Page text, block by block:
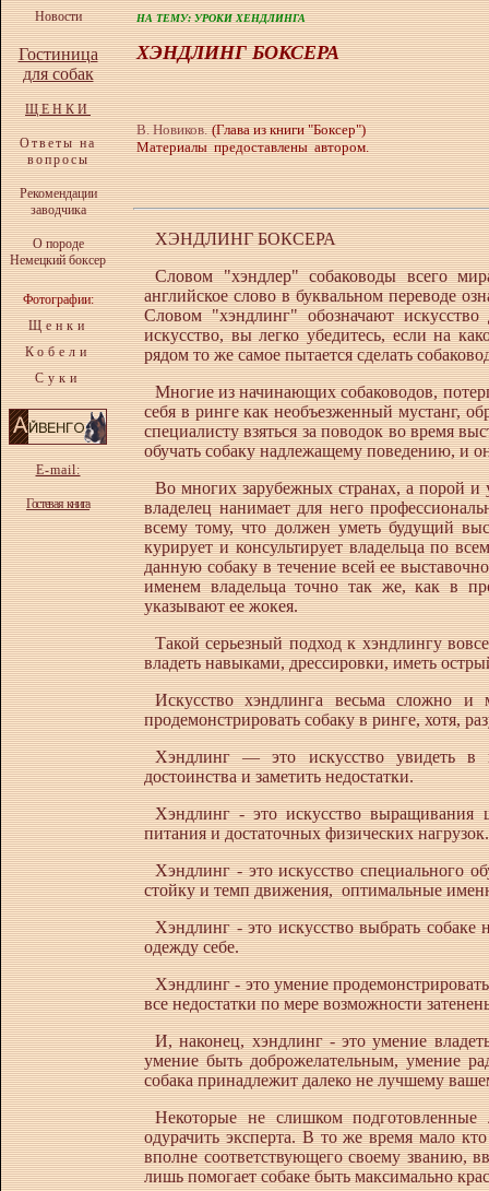
Новости
Гостиница
для собак
ЩЕНКИ
Ответы на
вопросы
Рекомендации
заводчика
О породе
Немецкий боксер
Фотографии:
Щенки
Кобели
Суки
E-mail:
Гостевая книга
НА ТЕМУ:УРОКИ ХЕНДЛИНГА
ХЭНДЛИНГ БОКСЕРА
В.Новиков. (Глава из книги "Боксер")
Материалы предоставлены автором.
ХЭНДЛИНГ БОКСЕРА
Словом "хэндлер" собаководы всего
английское слово в буквальном переводе
Словом "хэндлинг" обозначают
искусство, вы легко убедитесь, если на
рядом то же самое пытается сделать
Многие из начинающих собаководов,
себя в ринге как необъезженный мустанг,
специалисту взяться за поводок во время
обучать собаку надлежащему поведению, и
Во многих зарубежных странах, а порой и
владелец нанимает для него
всему тому, что должен уметь будущий
курирует и консультирует владельца по
данную собаку в течение всей ее
именем владельца точно так же, как в
указывают ее жокея.
Такой серьезный подход к хэндлингу
владеть навыками, дрессировки, иметь
Искусство хэндлинга весьма сложно и
продемонстрировать собаку в ринге, хотя,
Хэндлинг — это искусство увидеть в
достоинства и заметить недостатки.
Хэндлинг-это искусство выращивания
питания и достаточных физических нагрузок.
Хэндлинг-это искусство специального
стойку и темп движения, оптимальные
Хэндлинг-это искусство выбрать собаке
одежду себе.
Хэндлинг-это умение
все недостатки по мере возможности
И, наконец, хэндлинг-это умение
умение быть доброжелательным, умение
собака принадлежит далеко не лучшему
Некоторые не слишком
одурачить эксперта. В то же время мало
вполне соответствующего своему званию,
лишь помогает собаке быть максимально